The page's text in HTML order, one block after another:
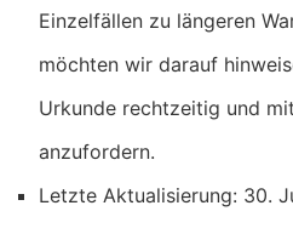
Einzelfällen zu längeren
möchten wir darauf
Urkunde rechtzeitig und
anzufordern.
Letzte Aktualisierung: 30.